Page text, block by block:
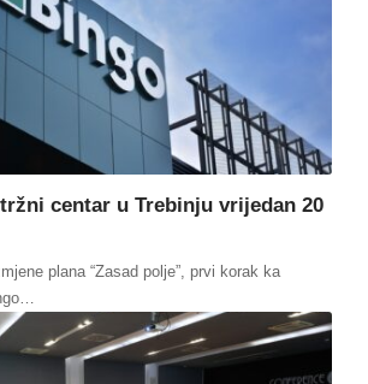
centar u Trebinju vrijedan 20
plana “Zasad polje”, prvi korak ka
…